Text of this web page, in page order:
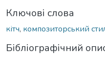
Ключові слова
кітч, композиторський
Бібліографічний